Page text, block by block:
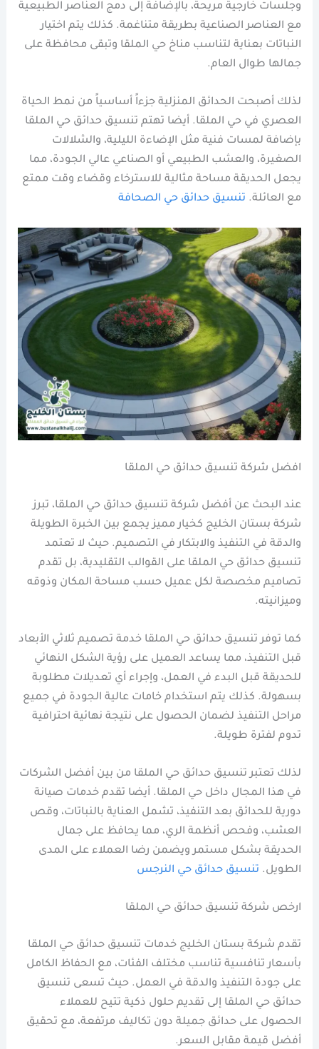
وجلسات خارجية مريحة، بالإضافة إلى دمج العناصر الطبيعية
مع العناصر الصناعية بطريقة متناغمة. كذلك يتم اختيار
النباتات بعناية لتناسب مناخ حي الملقا وتبقى محافظة على
جمالها طوال العام.
لذلك أصبحت الحدائق المنزلية جزءاً أساسياً من نمط الحياة
العصري في حي الملقا. أيضا تهتم تنسيق حدائق حي الملقا
بإضافة لمسات فنية مثل الإضاءة الليلية، والشلالات
الصغيرة، والعشب الطبيعي أو الصناعي عالي الجودة، مما
يجعل الحديقة مساحة مثالية للاسترخاء وقضاء وقت ممتع
مع العائلة. تنسيق حدائق حي الصحافة
افضل شركة تنسيق حدائق حي الملقا
عند البحث عن أفضل شركة تنسيق حدائق حي الملقا، تبرز
شركة بستان الخليج كخيار مميز يجمع بين الخبرة الطويلة
والدقة في التنفيذ والابتكار في التصميم. حيث لا تعتمد
تنسيق حدائق حي الملقا على القوالب التقليدية، بل تقدم
تصاميم مخصصة لكل عميل حسب مساحة المكان وذوقه
وميزانيته.
كما توفر تنسيق حدائق حي الملقا خدمة تصميم ثلاثي الأبعاد
قبل التنفيذ، مما يساعد العميل على رؤية الشكل النهائي
للحديقة قبل البدء في العمل، وإجراء أي تعديلات مطلوبة
بسهولة. كذلك يتم استخدام خامات عالية الجودة في جميع
مراحل التنفيذ لضمان الحصول على نتيجة نهائية احترافية
تدوم لفترة طويلة.
لذلك تعتبر تنسيق حدائق حي الملقا من بين أفضل الشركات
في هذا المجال داخل حي الملقا. أيضا تقدم خدمات صيانة
دورية للحدائق بعد التنفيذ، تشمل العناية بالنباتات، وقص
العشب، وفحص أنظمة الري، مما يحافظ على جمال
الحديقة بشكل مستمر ويضمن رضا العملاء على المدى
الطويل. تنسيق حدائق حي النرجس
ارخص شركة تنسيق حدائق حي الملقا
تقدم شركة بستان الخليج خدمات تنسيق حدائق حي الملقا
بأسعار تنافسية تناسب مختلف الفئات، مع الحفاظ الكامل
على جودة التنفيذ والدقة في العمل. حيث تسعى تنسيق
حدائق حي الملقا إلى تقديم حلول ذكية تتيح للعملاء
الحصول على حدائق جميلة دون تكاليف مرتفعة، مع تحقيق
أفضل قيمة مقابل السعر.